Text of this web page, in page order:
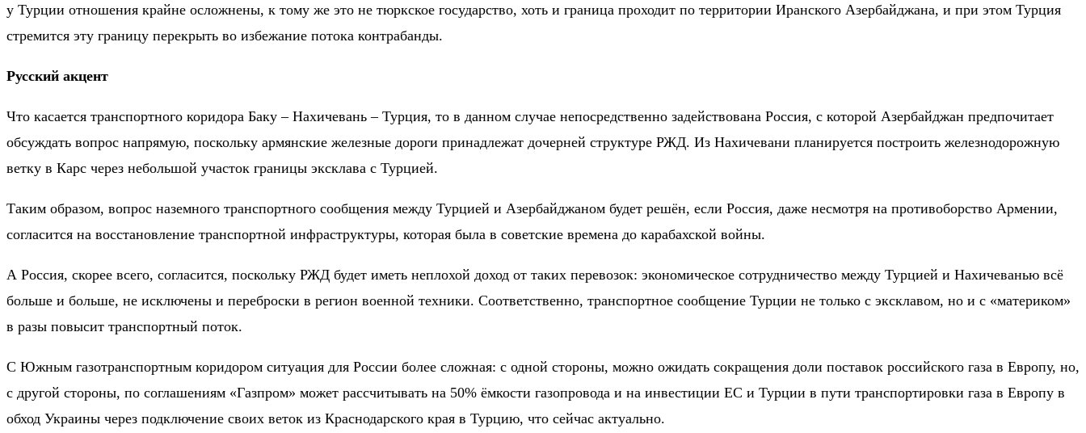
у Турции отношения крайне осложнены, к тому же это не тюркское государство, хоть и граница проходит по территории Иранского Азербайджана, и при этом Турция
стремится эту границу перекрыть во избежание потока контрабанды.
Русский акцент
Что касается транспортного коридора Баку – Нахичевань – Турция, то в данном случае непосредственно задействована Россия, с которой Азербайджан предпочитает
обсуждать вопрос напрямую, поскольку армянские железные дороги принадлежат дочерней структуре РЖД. Из Нахичевани планируется построить железнодорожную
ветку в Карс через небольшой участок границы эксклава с Турцией.
Таким образом, вопрос наземного транспортного сообщения между Турцией и Азербайджаном будет решён, если Россия, даже несмотря на противоборство Армении,
согласится на восстановление транспортной инфраструктуры, которая была в советские времена до карабахской войны.
А Россия, скорее всего, согласится, поскольку РЖД будет иметь неплохой доход от таких перевозок: экономическое сотрудничество между Турцией и Нахичеванью всё
больше и больше, не исключены и переброски в регион военной техники. Соответственно, транспортное сообщение Турции не только с эксклавом, но и с «материком»
в разы повысит транспортный поток.
С Южным газотранспортным коридором ситуация для России более сложная: с одной стороны, можно ожидать сокращения доли поставок российского газа в Европу, но,
с другой стороны, по соглашениям «Газпром» может рассчитывать на 50% ёмкости газопровода и на инвестиции ЕС и Турции в пути транспортировки газа в Европу в
обход Украины через подключение своих веток из Краснодарского края в Турцию, что сейчас актуально.